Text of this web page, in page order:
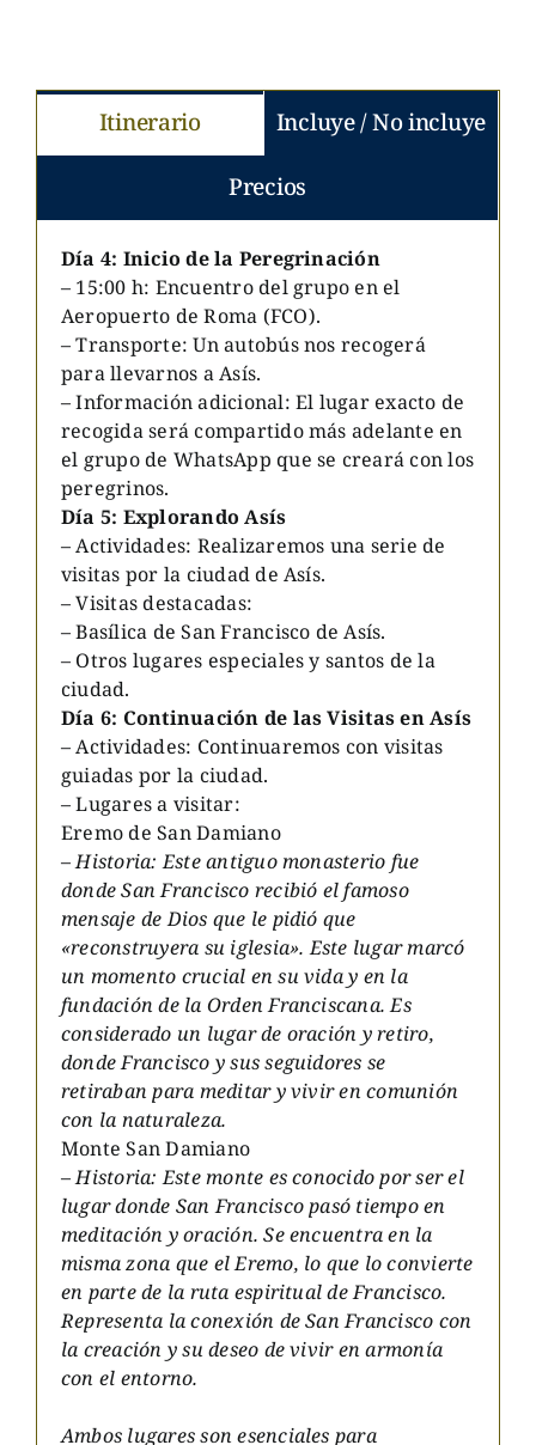
Itinerario Incluye / No incluye
Precios
Día 4: Inicio de la Peregrinación
– 15:00 h: Encuentro del grupo en el
Aeropuerto de Roma (FCO).
– Transporte: Un autobús nos recogerá
para llevarnos a Asís.
– Información adicional: El lugar exacto de
recogida será compartido más adelante en
el grupo de WhatsApp que se creará con los
peregrinos.
Día 5: Explorando Asís
– Actividades: Realizaremos una serie de
visitas por la ciudad de Asís.
– Visitas destacadas:
– Basílica de San Francisco de Asís.
– Otros lugares especiales y santos de la
ciudad.
Día 6: Continuación de las Visitas en Asís
– Actividades: Continuaremos con visitas
guiadas por la ciudad.
– Lugares a visitar:
Eremo de San Damiano
–Historia: Este antiguo monasterio fue
donde San Francisco recibió el famoso
mensaje de Dios que le pidió que
«reconstruyera su iglesia». Este lugar marcó
un momento crucial en su vida y en la
fundación de la Orden Franciscana. Es
considerado un lugar de oración y retiro,
donde Francisco y sus seguidores se
retiraban para meditar y vivir en comunión
con la naturaleza.
Monte San Damiano
–Historia: Este monte es conocido por ser el
lugar donde San Francisco pasó tiempo en
meditación y oración. Se encuentra en la
misma zona que el Eremo, lo que lo convierte
en parte de la ruta espiritual de Francisco.
Representa la conexión de San Francisco con
la creación y su deseo de vivir en armonía
con el entorno.
Ambos lugares son esenciales para